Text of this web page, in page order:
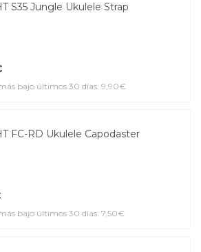
S35 Jungle Ukulele Strap
bajo últimos 30 días: 9,90€
FC-RD Ukulele Capodaster
bajo últimos 30 días: 7,50€